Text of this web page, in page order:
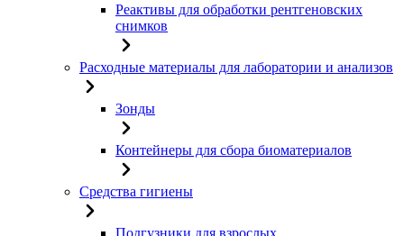
Реактивы для обработки рентгеновских
снимков
Расходные материалы для лаборатории и анализов
Зонды
Контейнеры для сбора биоматериалов
Средства гигиены
Подгузники для взрослых